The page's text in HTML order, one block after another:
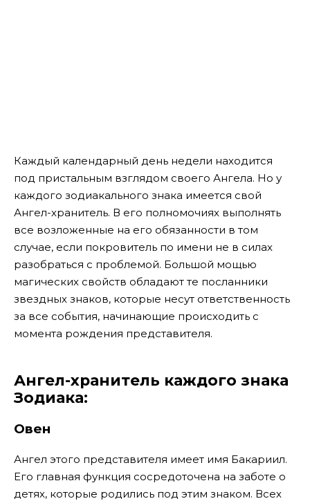
Каждый календарный день недели находится
под пристальным взглядом своего Ангела. Но у
каждого зодиакального знака имеется свой
Ангел-хранитель. В его полномочиях выполнять
все возложенные на его обязанности в том
случае, если покровитель по имени не в силах
разобраться с проблемой. Большой мощью
магических свойств обладают те посланники
звездных знаков, которые несут ответственность
за все события, начинающие происходить с
момента рождения представителя.
Ангел-хранитель каждого знака
Зодиака:
Овен
Ангел этого представителя имеет имя Бакариил.
Его главная функция сосредоточена на заботе о
детях, которые родились под этим знаком. Всех